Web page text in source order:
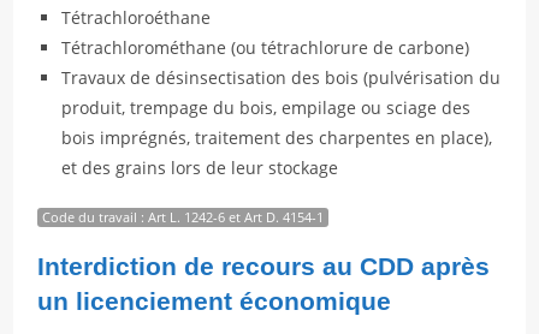
Tétrachloroéthane
Tétrachlorométhane (ou tétrachlorure de carbone)
Travaux de désinsectisation des bois (pulvérisation du
produit, trempage du bois, empilage ou sciage des
bois imprégnés, traitement des charpentes en place),
et des grains lors de leur stockage
Code du travail : Art L. 1242-6 et Art D. 4154-1
Interdiction de recours au CDD après
un licenciement économique